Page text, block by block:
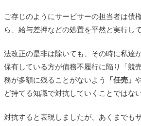
ご存じのようにサービサーの担当者は債
ら、給与差押などの処置を平然と実行し
法改正の是非は除いても、その時に私達
保有している方が債務不履行に陥り「競
務が多額に残ることがないよう
「任売」
ど持てる知識で対抗していくことではな
対抗すると表現しましたが、あくまでも